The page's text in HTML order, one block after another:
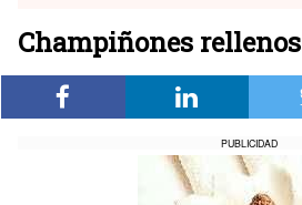
Champiñones rellenos
PUBLICIDAD